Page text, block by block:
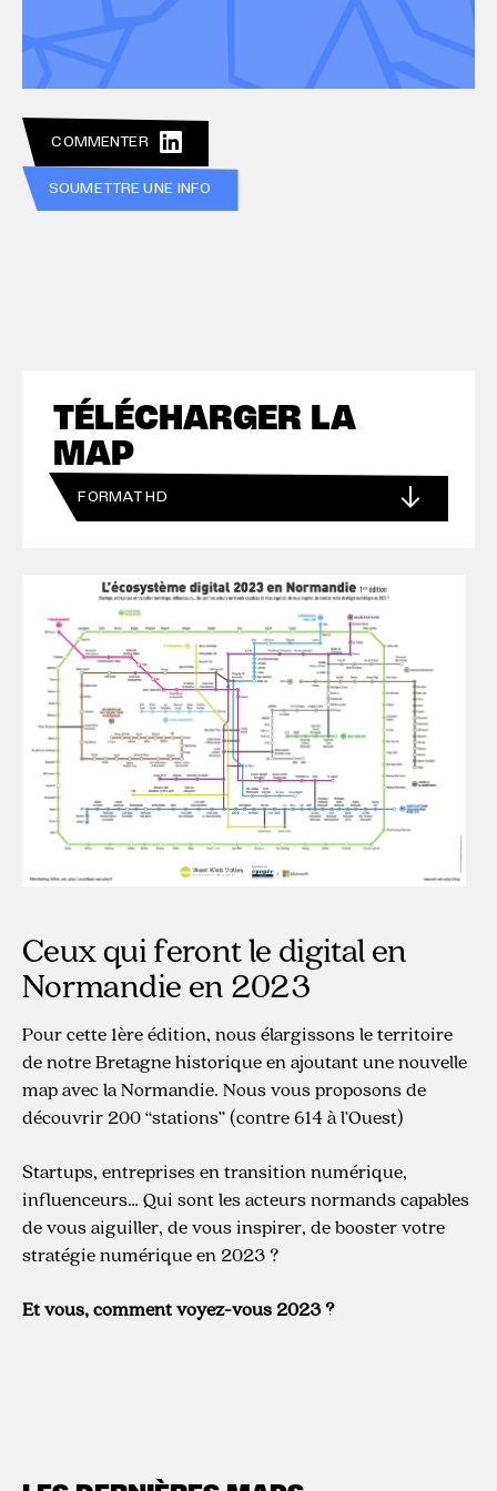
de vous aiguiller, de vous inspirer, de booster votre
stratégie numérique en 2023 ?
COMMENTER
SOUMETTRE UNE INFO
Ceux qui feront le digital en
Normandie en 2023
Pour cette 1ère édition, nous élargissons le territoire
de notre Bretagne historique en ajoutant une nouvelle
map avec la Normandie. Nous vous proposons de
découvrir 200 “stations” (contre 614 à l’Ouest)
Startups, entreprises en transition numérique,
influenceurs… Qui sont les acteurs normands capables
de vous aiguiller, de vous inspirer, de booster votre
stratégie numérique en 2023 ?
Et vous, comment voyez-vous 2023 ?
TÉLÉCHARGER LA
MAP
FORMAT HD